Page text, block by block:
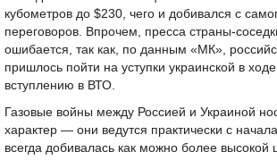
кубометров до $230, чего и добивался с
переговоров. Впрочем, пресса страны-
ошибается, так как, по данным «МК»,
пришлось пойти на уступки украинской в
вступлению в ВТО.
Газовые войны между Россией и Украиной
характер — они ведутся практически с начала
всегда добивалась как можно более высокой